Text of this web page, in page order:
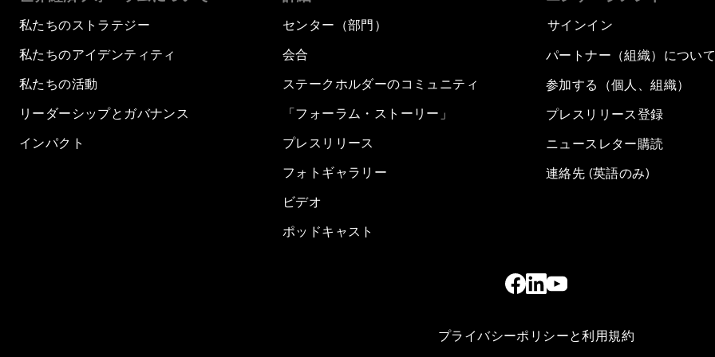
私たちのストラテジー
私たちのアイデンティティ
私たちの活動
リーダーシップとガバナンス
インパクト
センター（部門）
会合
ステークホルダーのコミュニティ
「フォーラム・ストーリー」
プレスリリース
フォトギャラリー
ビデオ
ポッドキャスト
サインイン
パートナー（組織）につい
参加する（個人、組織）
プレスリリース登録
ニュースレター購読
連絡先 (英語のみ)
プライバシーポリシーと利用規約